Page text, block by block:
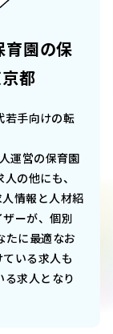
育園の保
都
若手向けの転
運営の保育園
人の他にも、
情報と人材紹
ーが、個別
たに最適なお
いる求人も
求人となり